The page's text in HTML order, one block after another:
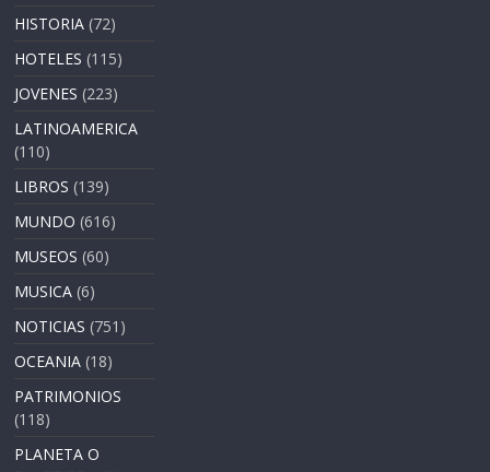
HISTORIA (72)
HOTELES (115)
JOVENES (223)
LATINOAMERICA
(110)
LIBROS (139)
MUNDO (616)
MUSEOS (60)
MUSICA (6)
NOTICIAS (751)
OCEANIA (18)
PATRIMONIOS
(118)
PLANETA O